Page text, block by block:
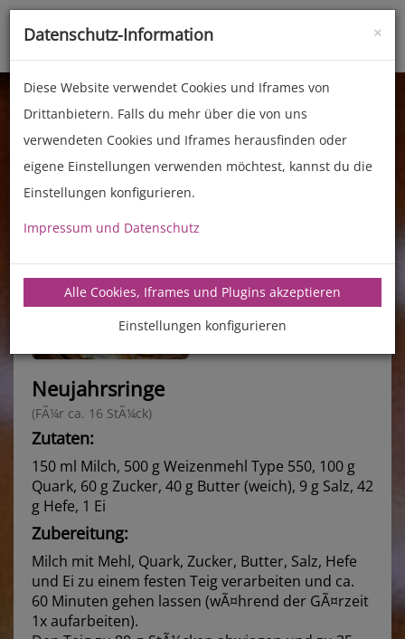
Toggle
Neujahrsringe
(FÃ¼r ca. 16 StÃ¼ck)
Zutaten:
150 ml Milch, 500 g Weizenmehl Type 550, 100 g
Quark, 60 g Zucker, 40 g Butter (weich), 9 g Salz, 42
g Hefe, 1 Ei
Zubereitung:
Milch mit Mehl, Quark, Zucker, Butter, Salz, Hefe
und Ei zu einem festen Teig verarbeiten und ca.
60 Minuten gehen lassen (wÃ¤hrend der GÃ¤rzeit
1x aufarbeiten).
×
Datenschutz-Information
Diese Website verwendet Cookies und Iframes von
Drittanbietern. Falls du mehr über die von uns
verwendeten Cookies und Iframes herausfinden oder
eigene Einstellungen verwenden möchtest, kannst du die
Einstellungen konfigurieren.
Impressum und Datenschutz
Alle Cookies, Iframes und Plugins akzeptieren
Einstellungen konfigurieren